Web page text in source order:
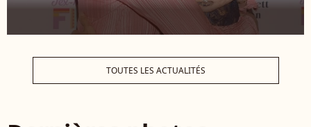
TOUTES LES ACTUALITÉS